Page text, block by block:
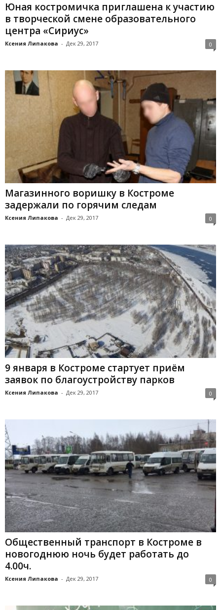
Юная костромичка приглашена к участию
в творческой смене образовательного
центра «Сириус»
Ксения Липакова - Дек 29, 2017 0
Магазинного воришку в Костроме
задержали по горячим следам
Ксения Липакова - Дек 29, 2017 0
9 января в Костроме стартует приём
заявок по благоустройству парков
Ксения Липакова - Дек 29, 2017 0
Общественный транспорт в Костроме в
новогоднюю ночь будет работать до
4.00ч.
Ксения Липакова - Дек 29, 2017 0